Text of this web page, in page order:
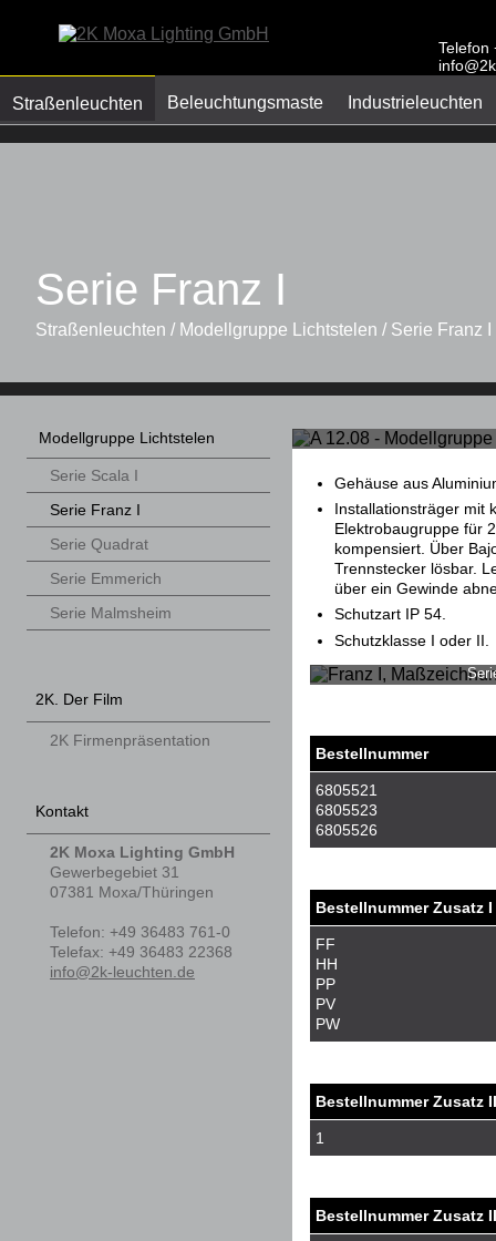
Telefon
Straßenleuchten Beleuchtungsmaste Industrieleuchten
Serie Franz I
Straßenleuchten / Modellgruppe Lichtstelen / Serie Franz I
Gehäuse aus
Installationsträger mit
Elektrobaugruppe für
kompensiert. Über
Trennstecker lösbar.
über ein Gewinde
Schutzart IP 54.
Schutzklasse I oder II.
Bestellnummer
6805521
6805523
6805526
Bestellnummer Zusatz I
FF
HH
PP
PV
PW
Bestellnummer Zusatz
1
Bestellnummer Zusatz
Modellgruppe Lichtstelen
Serie Scala I
Serie Franz I
Serie Quadrat
Serie Emmerich
Serie Malmsheim
2K. Der Film
2K Firmenpräsentation
Kontakt
2K Moxa Lighting GmbH
Gewerbegebiet 31
07381 Moxa/Thüringen
Telefon: +49 36483 761-0
Telefax: +49 36483 22368
info@2k-leuchten.de